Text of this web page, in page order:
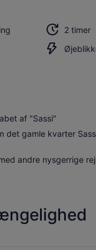
2 timer
af "Sassi"
det gamle kvarter
andre nysgerrige